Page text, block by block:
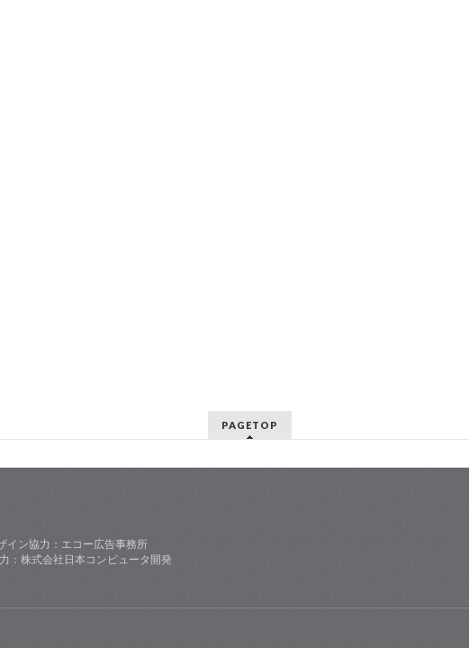
PAGETOP
イン協力：エコー広告事務所
：株式会社日本コンピュータ開発